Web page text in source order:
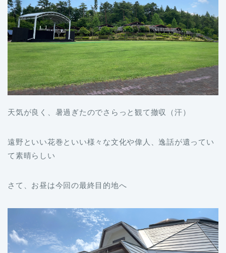
天気が良く、暑過ぎたのでさらっと観て撤収（汗）
遠野といい花巻といい様々な文化や偉人、逸話が遺ってい
て素晴らしい
さて、お昼は今回の最終目的地へ